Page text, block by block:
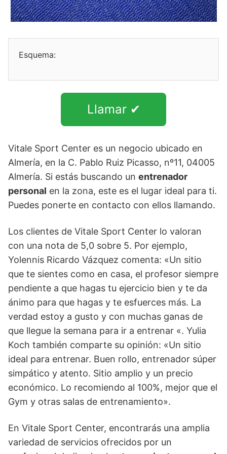
Esquema:
Llamar ✔
Vitale Sport Center es un negocio ubicado en
Almería, en la C. Pablo Ruiz Picasso, nº11, 04005
Almería. Si estás buscando un entrenador
personal en la zona, este es el lugar ideal para ti.
Puedes ponerte en contacto con ellos llamando.
Los clientes de Vitale Sport Center lo valoran
con una nota de 5,0 sobre 5. Por ejemplo,
Yolennis Ricardo Vázquez comenta: «Un sitio
que te sientes como en casa, el profesor siempre
pendiente a que hagas tu ejercicio bien y te da
ánimo para que hagas y te esfuerces más. La
verdad estoy a gusto y con muchas ganas de
que llegue la semana para ir a entrenar «. Yulia
Koch también comparte su opinión: «Un sitio
ideal para entrenar. Buen rollo, entrenador súper
simpático y atento. Sitio amplio y un precio
económico. Lo recomiendo al 100%, mejor que el
Gym y otras salas de entrenamiento».
En Vitale Sport Center, encontrarás una amplia
variedad de servicios ofrecidos por un